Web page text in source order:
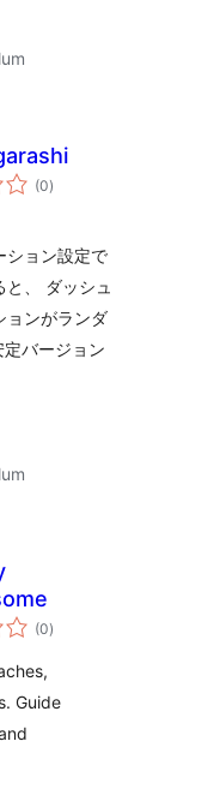
(0toplam
puan
)
ション設定で
、 ダッシュ
ョンがランダ
バージョン
(0toplam
puan
)
Guide